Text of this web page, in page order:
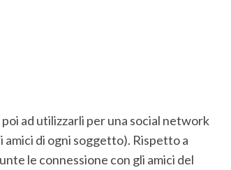
ad utilizzarli per una social network
amici di ogni soggetto). Rispetto a
le connessione con gli amici del